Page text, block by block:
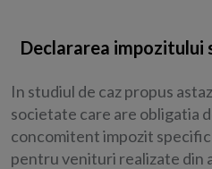
Declararea
In studiul de caz propus
societate care are obligatia
concomitent impozit
pentru venituri realizate din